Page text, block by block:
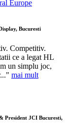
Bucuresti
Competitiv.
ce a legat HL
un simplu joc,
mai mult
President JCI Bucuresti,